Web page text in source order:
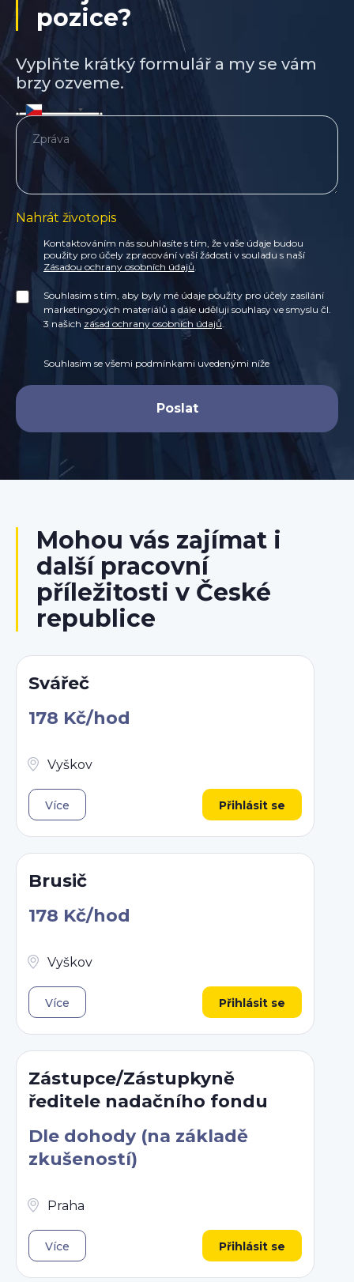
pozice?
Vyplňte krátký formulář a my se vám
brzy ozveme.
Nahrát životopis
Kontaktováním nás souhlasíte s tím, že vaše údaje budou
použity pro účely zpracování vaší žádosti v souladu s naší
Zásadou ochrany osobních údajů.
Souhlasím s tím, aby byly mé údaje použity pro účely zasílání
marketingových materiálů a dále uděluji souhlasy ve smyslu čl.
3 našich zásad ochrany osobních údajů.
Souhlasím se všemi podmínkami uvedenými níže
Mohou vás zajímat i
další pracovní
příležitosti v České
republice
Svářeč
178 Kč/hod
Vyškov
Více Přihlásit se
Brusič
178 Kč/hod
Vyškov
Více Přihlásit se
Zástupce/Zástupkyně
ředitele nadačního fondu
Dle dohody (na základě
zkušeností)
Praha
Více Přihlásit se